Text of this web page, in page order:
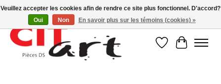
Liste dePanier
Veuillez accepter les cookies afin de rendre ce site plus fonctionnel. D'accord?
Oui
Non En savoir plus sur les témoins (cookies) »